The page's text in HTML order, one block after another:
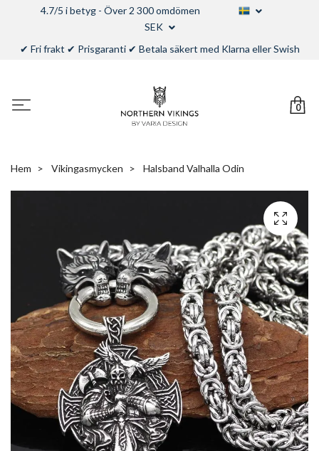
4.7/5 i betyg - Över 2 300 omdömen
SEK
✔ Fri frakt ✔ Prisgaranti ✔ Betala säkert med Klarna eller Swish
0
Hem Vikingasmycken Halsband Valhalla Odin